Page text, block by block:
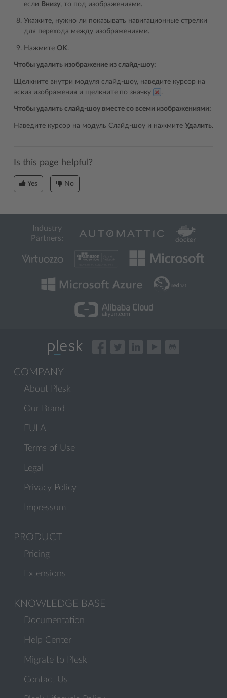
если Внизу, то под изображениями.
Укажите, нужно ли показывать навигационные стрелки
для перехода между изображениями.
Нажмите OK.
Чтобы удалить изображение из слайд-шоу:
Щелкните внутри модуля слайд-шоу, наведите курсор на
эскиз изображения и щелкните по значку
.
Чтобы удалить слайд-шоу вместе со всеми изображениями:
Наведите курсор на модуль Слайд-шоу и нажмите Удалить.
Is this page helpful?
Yes No
Industry
Partners:
COMPANY
About Plesk
Our Brand
EULA
Terms of Use
Legal
Privacy Policy
Impressum
PRODUCT
Pricing
Extensions
KNOWLEDGE BASE
Documentation
Help Center
Migrate to Plesk
Contact Us